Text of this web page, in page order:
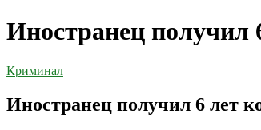
Иностранец получил
Криминал
Иностранец получил 6 лет